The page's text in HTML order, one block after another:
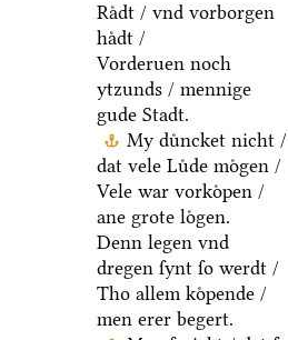
Raͤdt / vnd vorborgen
haͤdt /
Vorderuen noch
ytzunds / mennige
gude Stadt.
My duͤncket nicht /
dat vele Luͤde moͤgen /
Vele war vorkoͤpen /
ane grote loͤgen.
Denn legen vnd
dregen ſynt ſo werdt /
Tho allem koͤpende /
men erer begert.